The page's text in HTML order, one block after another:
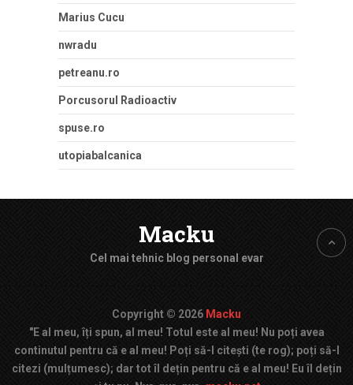
Marius Cucu
nwradu
petreanu.ro
Porcusorul Radioactiv
spuse.ro
utopiabalcanica
Macku
Cel mai tehnic blog personal evar
Copyright © 2026 Macku
"E al meu, îți spun, al meu! Totul este al meu! Nu poți avea
continutul pentru că e al meu! Poți să-l citești (te rog); poți să-l
citezi (mulțumesc); dar tot îl dețin pentru că e al meu! Eu îl dețin